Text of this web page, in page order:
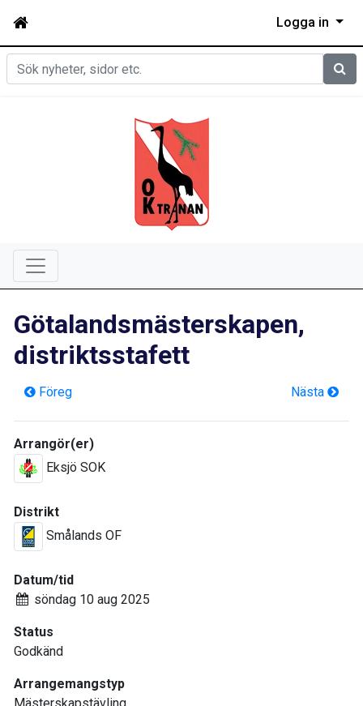
Logga in
Sök
Götalandsmästerskapen,
distriktsstafett
Föreg Nästa
Arrangör(er)
Eksjö SOK
Distrikt
Smålands OF
Datum/tid
söndag 10 aug 2025
Status
Godkänd
Arrangemangstyp